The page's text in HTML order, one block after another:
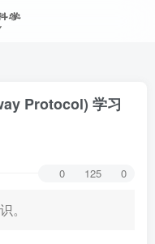
Protocol) 学习
0 125 0
。